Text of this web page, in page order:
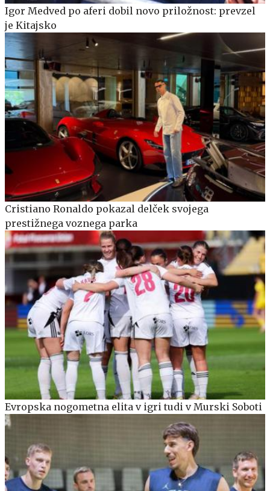
Igor Medved po aferi dobil novo priložnost: prevzel
je Kitajsko
Cristiano Ronaldo pokazal delček svojega
prestižnega voznega parka
Evropska nogometna elita v igri tudi v Murski Soboti